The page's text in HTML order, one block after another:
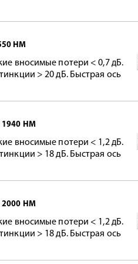
НМ
вносимые потери < 0,7 дБ.
> 20 дБ. Быстрая ось
1940 НМ
вносимые потери < 1,2 дБ.
> 18 дБ. Быстрая ось
2000 НМ
вносимые потери < 1,2 дБ.
> 18 дБ. Быстрая ось